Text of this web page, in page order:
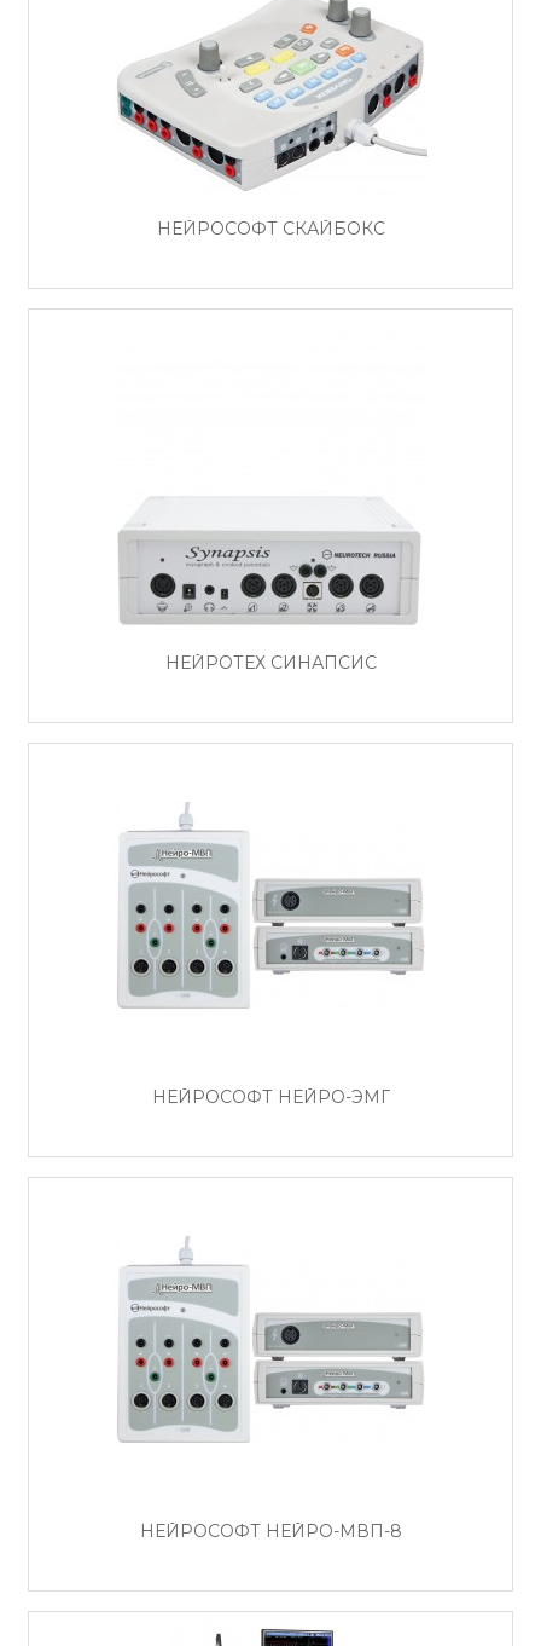
НЕЙРОСОФТ СКАЙБОКС
НЕЙРОТЕХ СИНАПСИС
НЕЙРОСОФТ НЕЙРО-ЭМГ
НЕЙРОСОФТ НЕЙРО-МВП-8